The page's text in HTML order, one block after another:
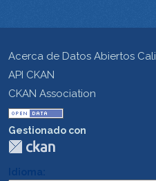
Acerca de Datos Abiertos Cali
API CKAN
CKAN Association
Gestionado con